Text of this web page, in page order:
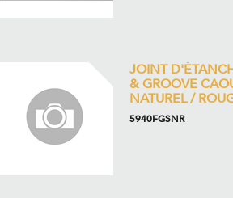
JOINT
& GROOVE
NATUREL /
5940FGSNR